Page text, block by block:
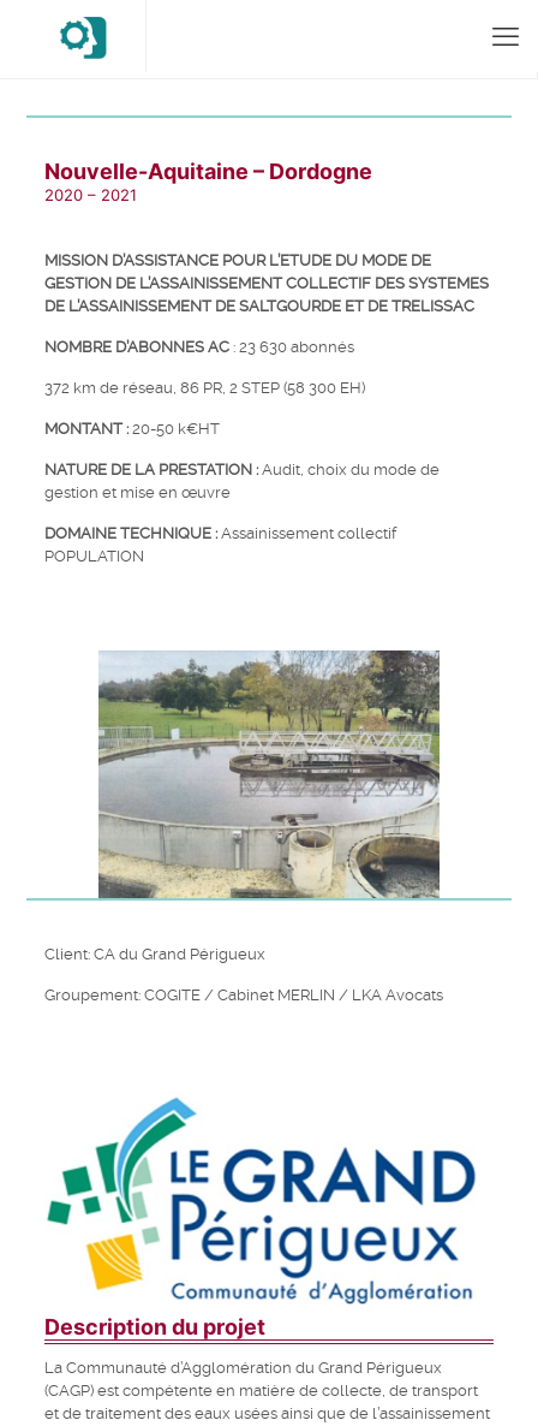
Nouvelle-Aquitaine – Dordogne
2020 – 2021
MISSION D’ASSISTANCE POUR L’ETUDE DU MODE DE
GESTION DE L’ASSAINISSEMENT COLLECTIF DES SYSTEMES
DE L’ASSAINISSEMENT DE SALTGOURDE ET DE TRELISSAC
NOMBRE D’ABONNES AC : 23 630 abonnés
372 km de réseau, 86 PR, 2 STEP (58 300 EH)
MONTANT: 20-50 k€HT
NATURE DE LA PRESTATION : Audit, choix du mode de
gestion et mise en œuvre
DOMAINE TECHNIQUE : Assainissement collectif
POPULATION
Client: CA du Grand Périgueux
Groupement: COGITE / Cabinet MERLIN / LKA Avocats
Description du projet
La Communauté d’Agglomération du Grand Périgueux
(CAGP) est compétente en matière de collecte, de transport
et de traitement des eaux usées ainsi que de l’assainissement